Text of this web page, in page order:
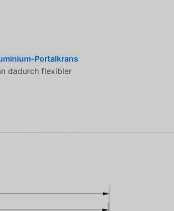
Portalkrans
dadurch flexibler